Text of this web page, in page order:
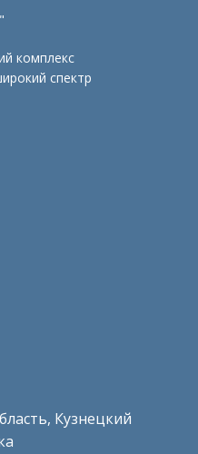
комплекс
спектр
Кузнецкий